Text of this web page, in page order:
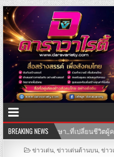
BREAKING NEWS
นชีวิตผู้คน 03-08-2569 เปิ
POSTED
ข่าวเด่น, ข่าวเด่นด้านบน, ข่าว